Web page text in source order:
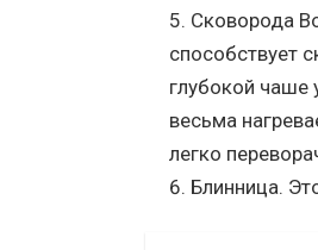
Сковорода
способствует
глубокой чаше
весьма
легко
Блинница.